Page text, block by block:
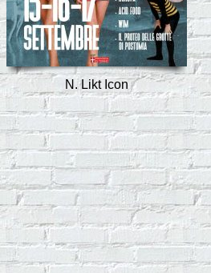
N. Likt Icon